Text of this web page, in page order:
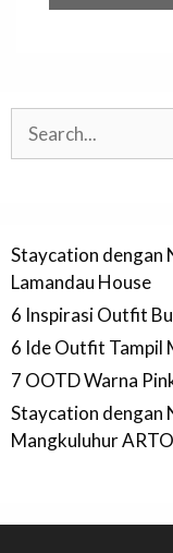
Staycation dengan
Lamandau House
6 Inspirasi Outfit
6 Ide Outfit Tampil
7 OOTD Warna
Staycation dengan
Mangkuluhur